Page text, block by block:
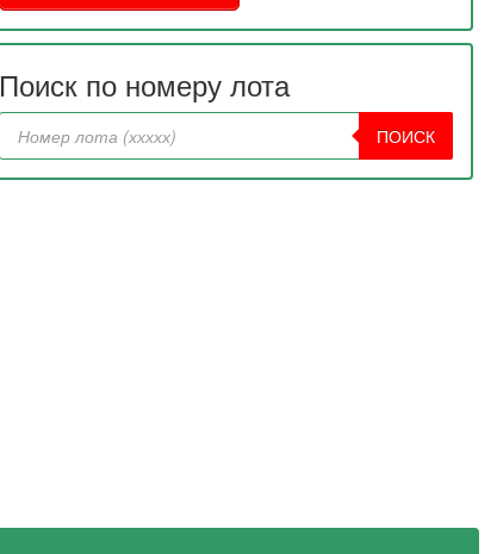
Поиск по номеру лота
ПОИСК